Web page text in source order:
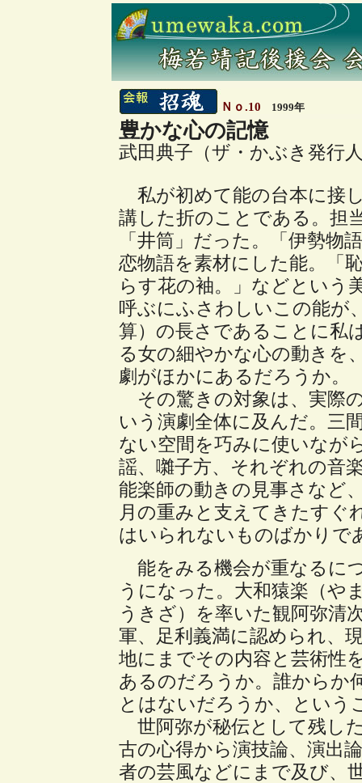
Ｎｏ.10 1999年
豊かな心の記憶
武田典子（ザ・かぶき発行
私が初めて能の台本に接
講した折のことである。担
「井筒」だった。「伊勢物
恋物語を素材にした能。「
らす花の袖。」などという
呼ぶにふさわしいこの能が
算）の長さであることに私
る女の細やかな心の動きを
劇がほかにあるだろうか。
その驚きの対象は、実際
いう演劇全体に及んだ。三
ない空間を巧みに使いなが
謡、囃子方、それぞれの音
能楽師の動きの見事さなど
月の重みと支えてきたすぐ
はいられないものばかりで
能をみる機会が重なるに
うになった。大和猿楽（や
うきざ）を率いた観阿弥清
軍、足利義満に認められ、
地にまでその内容と芸術性
あるのだろうか。誰からか
とはないだろうか、という
世阿弥が秘伝として残し
古の心得から演技論、演出
者の芸風などにまで及び、